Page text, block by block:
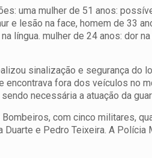
uma mulher de 51 anos:
e lesão na face, homem de 33
língua. mulher de 24 anos: dor
sinalização e segurança
encontrava fora dos veículos no
necessária a atuação da
com cinco militares,
e Pedro Teixeira. A